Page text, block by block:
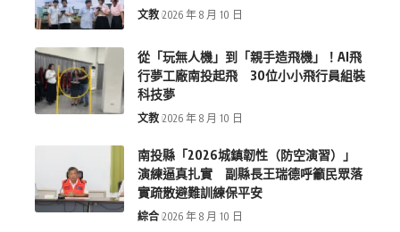
文教 2026 年 8 月 10 日
從「玩無人機」到「親手造飛機」！AI飛
行夢工廠南投起飛 30位小小飛行員組裝
科技夢
文教 2026 年 8 月 10 日
南投縣「2026城鎮韌性（防空演習）」
演練逼真扎實 副縣長王瑞德呼籲民眾落
實疏散避難訓練保平安
綜合 2026 年 8 月 10 日